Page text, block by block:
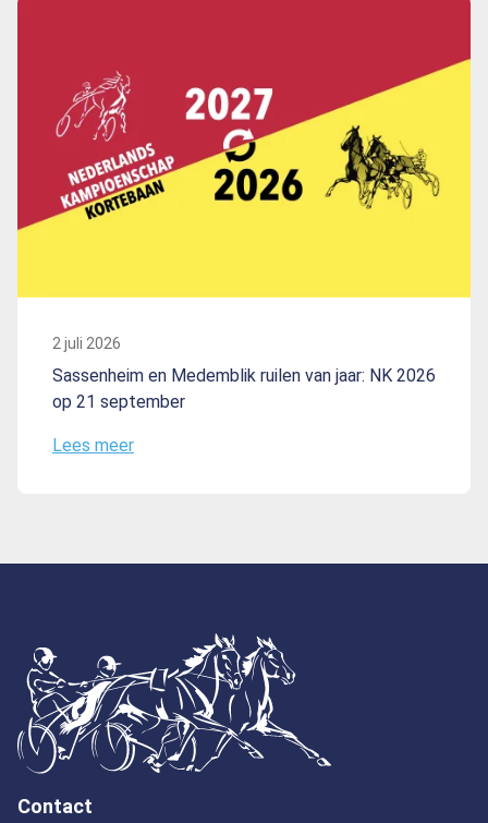
2 juli 2026
Sassenheim en Medemblik ruilen van jaar: NK 2026
op 21 september
Lees meer
Contact